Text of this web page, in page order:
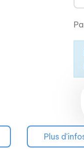
Plus